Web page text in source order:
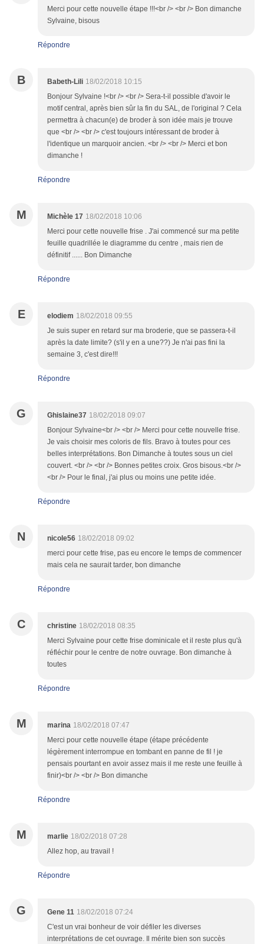
Merci pour cette nouvelle étape !!!<br /> <br /> Bon dimanche
Sylvaine, bisous
Répondre
B Babeth-Lili 18/02/2018 10:15
Bonjour Sylvaine !<br /> <br /> Sera-t-il possible d'avoir le
motif central, après bien sûr la fin du SAL, de l'original ? Cela
permettra à chacun(e) de broder à son idée mais je trouve
que <br /> <br /> c'est toujours intéressant de broder à
l'identique un marquoir ancien. <br /> <br /> Merci et bon
dimanche !
Répondre
M Michèle 17 18/02/2018 10:06
Merci pour cette nouvelle frise . J'ai commencé sur ma petite
feuille quadrillée le diagramme du centre , mais rien de
définitif ...... Bon Dimanche
Répondre
E elodiem 18/02/2018 09:55
Je suis super en retard sur ma broderie, que se passera-t-il
après la date limite? (s'il y en a une??) Je n'ai pas fini la
semaine 3, c'est dire!!!
Répondre
G Ghislaine37 18/02/2018 09:07
Bonjour Sylvaine<br /> <br /> Merci pour cette nouvelle frise.
Je vais choisir mes coloris de fils. Bravo à toutes pour ces
belles interprétations. Bon Dimanche à toutes sous un ciel
couvert. <br /> <br /> Bonnes petites croix. Gros bisous.<br />
<br /> Pour le final, j'ai plus ou moins une petite idée.
Répondre
N nicole56 18/02/2018 09:02
merci pour cette frise, pas eu encore le temps de commencer
mais cela ne saurait tarder, bon dimanche
Répondre
C christine 18/02/2018 08:35
Merci Sylvaine pour cette frise dominicale et il reste plus qu'à
réfléchir pour le centre de notre ouvrage. Bon dimanche à
toutes
Répondre
M marina 18/02/2018 07:47
Merci pour cette nouvelle étape (étape précédente
légèrement interrompue en tombant en panne de fil ! je
pensais pourtant en avoir assez mais il me reste une feuille à
finir)<br /> <br /> Bon dimanche
Répondre
M marlie 18/02/2018 07:28
Allez hop, au travail !
Répondre
G Gene 11 18/02/2018 07:24
C'est un vrai bonheur de voir défiler les diverses
interprétations de cet ouvrage. Il mérite bien son succès